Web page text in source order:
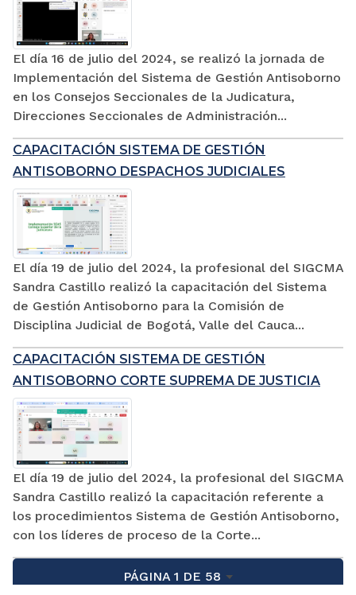
El día 16 de julio del 2024, se realizó la jornada de
Implementación del Sistema de Gestión Antisoborno
en los Consejos Seccionales de la Judicatura,
Direcciones Seccionales de Administración...
CAPACITACIÓN SISTEMA DE GESTIÓN
ANTISOBORNO DESPACHOS JUDICIALES
El día 19 de julio del 2024, la profesional del SIGCMA
Sandra Castillo realizó la capacitación del Sistema
de Gestión Antisoborno para la Comisión de
Disciplina Judicial de Bogotá, Valle del Cauca...
CAPACITACIÓN SISTEMA DE GESTIÓN
ANTISOBORNO CORTE SUPREMA DE JUSTICIA
El día 19 de julio del 2024, la profesional del SIGCMA
Sandra Castillo realizó la capacitación referente a
los procedimientos Sistema de Gestión Antisoborno,
con los líderes de proceso de la Corte...
PÁGINA 1 DE 58